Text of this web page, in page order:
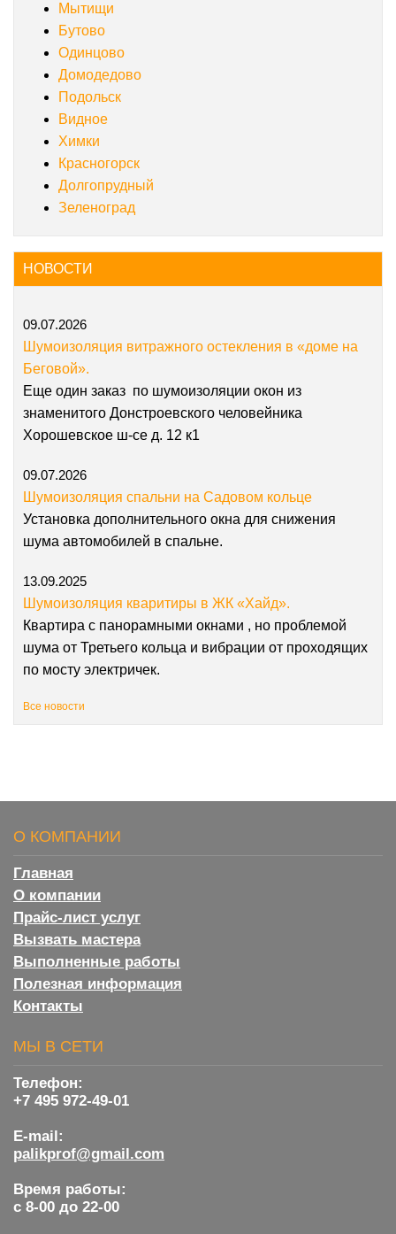
Мытищи
Бутово
Одинцово
Домодедово
Подольск
Видное
Химки
Красногорск
Долгопрудный
Зеленоград
НОВОСТИ
09.07.2026
Шумоизоляция витражного остекления в «доме на
Беговой».
Еще один заказ по шумоизоляции окон из
знаменитого Донстроевского человейника
Хорошевское ш-се д. 12 к1
09.07.2026
Шумоизоляция спальни на Садовом кольце
Установка дополнительного окна для снижения
шума автомобилей в спальне.
13.09.2025
Шумоизоляция кваритиры в ЖК «Хайд».
Квартира с панорамными окнами , но проблемой
шума от Третьего кольца и вибрации от проходящих
по мосту электричек.
Все новости
О КОМПАНИИ
Главная
О компании
Прайс-лист услуг
Вызвать мастера
Выполненные работы
Полезная информация
Контакты
МЫ В СЕТИ
Телефон:
+7 495 972-49-01
E-mail:
palikprof@gmail.com
Время работы:
с 8-00 до 22-00